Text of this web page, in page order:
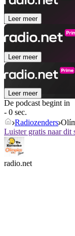
Leer meer
Leer meer
Leer meer
De podcast begint in
- 0 sec.
Radiozenders
Luister gratis naar dit
radio.net